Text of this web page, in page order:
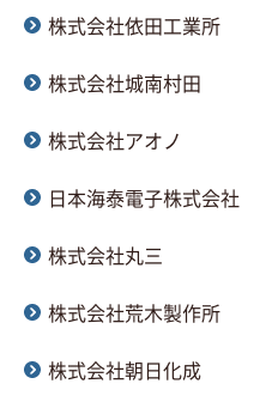
株式会社依田工業所
株式会社城南村田
株式会社アオノ
日本海泰電子株式会社
株式会社丸三
株式会社荒木製作所
株式会社朝日化成